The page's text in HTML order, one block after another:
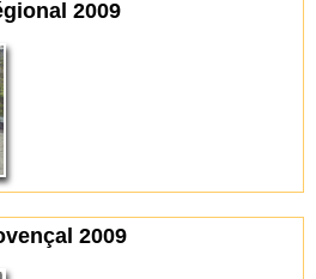
2009
2009